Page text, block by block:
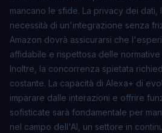
mancano le sfide. La privacy dei dati,
necessità di un'integrazione senza
Amazon dovrà assicurarsi che
affidabile e rispettosa delle
Inoltre, la concorrenza spietata
costante. La capacità di Alexa+ di
imparare dalle interazioni e offrire
sofisticate sarà fondamentale per
nel campo dell'AI, un settore in